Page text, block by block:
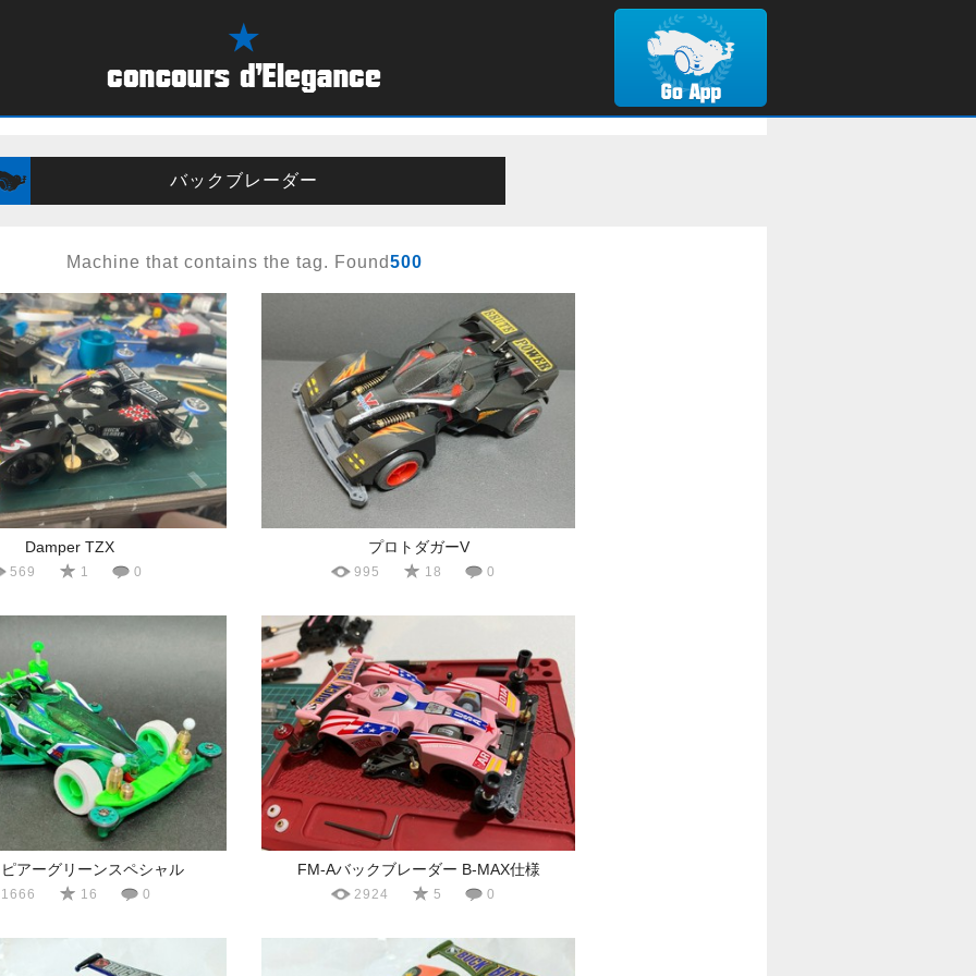
バックブレーダー
Machine that contains the tag. Found500
Damper TZX
569 1 0
プロトダガーV
995 18 0
アーグリーンスペシャル
1666 16 0
FM-Aバックブレーダー B-MAX仕様
2924 5 0